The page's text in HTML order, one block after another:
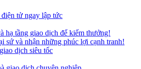
tử ngay lập tức
hạ tầng giao dịch để kiếm thưởng!
sứ và nhận những phúc lợi cạnh tranh!
dịch siêu tốc